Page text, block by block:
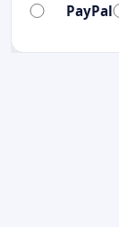
PayPal